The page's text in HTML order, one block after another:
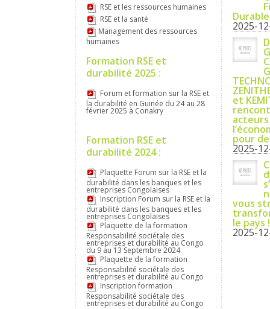
RSE et les ressources humaines
RSE et la santé
Management des ressources
humaines
Formation RSE et
durabilité 2025 :
Forum et formation sur la RSE et
la durabilité en Guinée du 24 au 28
février 2025 à Conakry
Formation RSE et
durabilité 2024 :
Plaquette Forum sur la RSE et la
durabilité dans les banques et les
entreprises Congolaises
Inscription Forum sur la RSE et la
durabilité dans les banques et les
entreprises Congolaises
Plaquette de la formation
Responsabilité sociétale des
entreprises et durabilité au Congo
du 9 au 13 Septembre 2024
Plaquette de la formation
Responsabilité sociétale des
entreprises et durabilité au Congo
Inscription formation
Responsabilité sociétale des
entreprises et durabilité au Congo
Durable
2025-
et
pour
2025-
vous
le pays !
2025-